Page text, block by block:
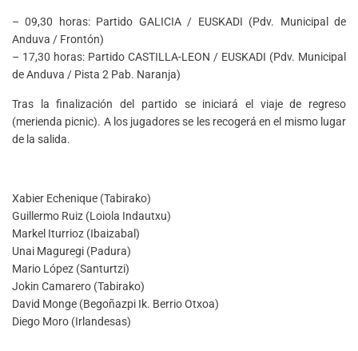
– 09,30 horas: Partido GALICIA / EUSKADI (Pdv. Municipal de
Anduva / Frontón)
– 17,30 horas: Partido CASTILLA-LEON / EUSKADI (Pdv. Municipal
de Anduva / Pista 2 Pab. Naranja)
Tras la finalización del partido se iniciará el viaje de regreso
(merienda picnic). A los jugadores se les recogerá en el mismo lugar
de la salida.
Xabier Echenique (Tabirako)
Guillermo Ruiz (Loiola Indautxu)
Markel Iturrioz (Ibaizabal)
Unai Maguregi (Padura)
Mario López (Santurtzi)
Jokin Camarero (Tabirako)
David Monge (Begoñazpi Ik. Berrio Otxoa)
Diego Moro (Irlandesas)